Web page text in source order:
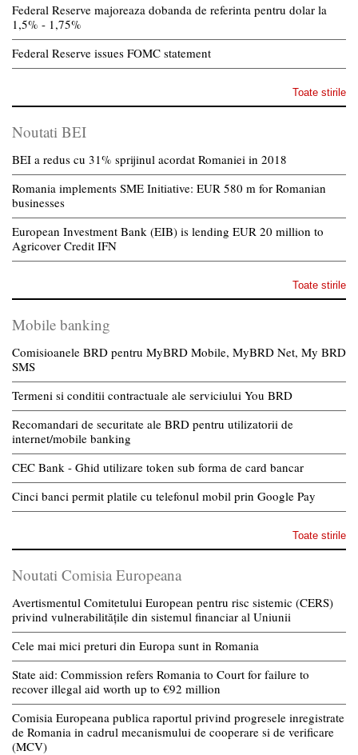
Federal Reserve majoreaza dobanda de referinta pentru dolar la
1,5% - 1,75%
Federal Reserve issues FOMC statement
Toate stirile
Noutati BEI
BEI a redus cu 31% sprijinul acordat Romaniei in 2018
Romania implements SME Initiative: EUR 580 m for Romanian
businesses
European Investment Bank (EIB) is lending EUR 20 million to
Agricover Credit IFN
Toate stirile
Mobile banking
Comisioanele BRD pentru MyBRD Mobile, MyBRD Net, My BRD
SMS
Termeni si conditii contractuale ale serviciului You BRD
Recomandari de securitate ale BRD pentru utilizatorii de
internet/mobile banking
CEC Bank - Ghid utilizare token sub forma de card bancar
Cinci banci permit platile cu telefonul mobil prin Google Pay
Toate stirile
Noutati Comisia Europeana
Avertismentul Comitetului European pentru risc sistemic (CERS)
privind vulnerabilitățile din sistemul financiar al Uniunii
Cele mai mici preturi din Europa sunt in Romania
State aid: Commission refers Romania to Court for failure to
recover illegal aid worth up to €92 million
Comisia Europeana publica raportul privind progresele inregistrate
de Romania in cadrul mecanismului de cooperare si de verificare
(MCV)